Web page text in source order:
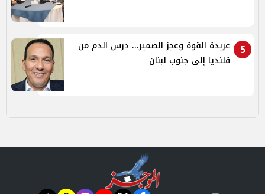
5
عربدة القوة وعجز الضمير... درس الدم من
قلنديا إلى جنوب لبنان